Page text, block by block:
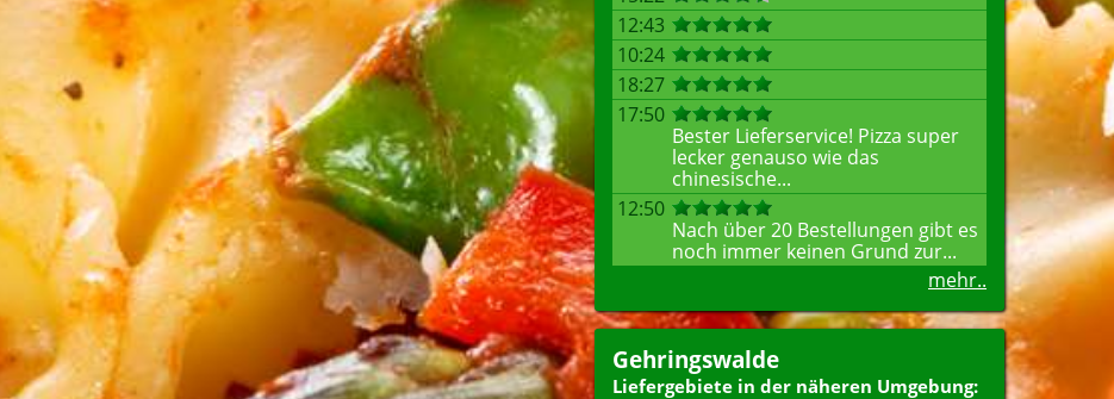
12:43
10:24
18:27
17:50
Bester Lieferservice! Pizza super
lecker genauso wie das
chinesische...
12:50
Nach über 20 Bestellungen gibt es
noch immer keinen Grund zur...
mehr..
Gehringswalde
Liefergebiete in der näheren Umgebung: